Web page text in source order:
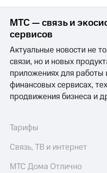
и акционерам
Корпоративное
управление
Корпоративный
секретарь
Раскрытие
информации
Информация
акционерам
Документы
Личный
акционера
МТС — связь и
сервисов
Актуальные новости не
связи, но и новых
приложениях для
финансовых сервисах,
продвижения бизнеса и
Тарифы
Связь, ТВ и интернет
МТС Дома Отлично